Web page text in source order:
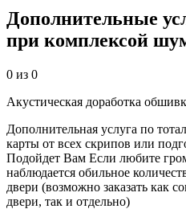
Дополнительные
при комплексой
0 из 0
Акустическая доработка
Дополнительная услуга по
карты от всех скрипов или
Подойдет Вам Если любите
наблюдается обильное
двери (возможно заказать как
двери, так и отдельно)